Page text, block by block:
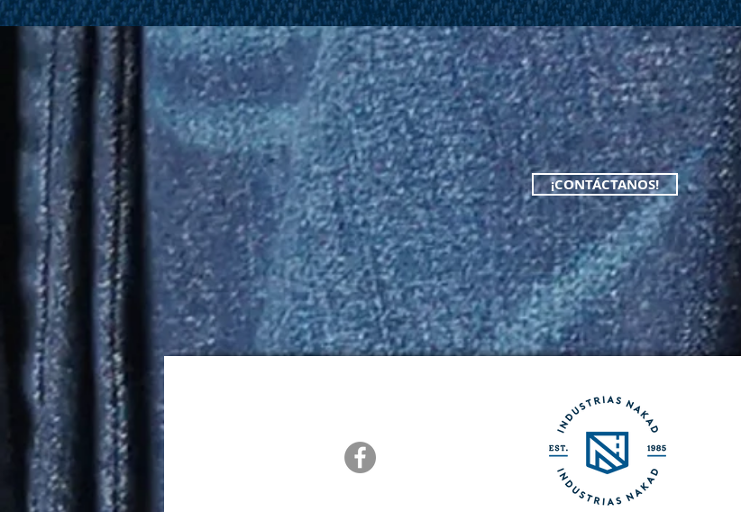
¡CONTÁCTANOS!